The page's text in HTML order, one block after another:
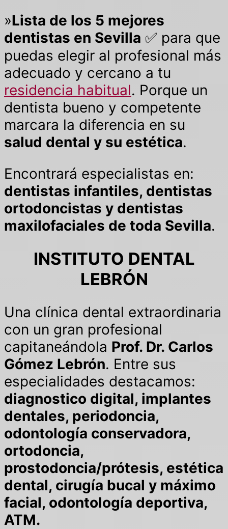
»Lista de los 5 mejores
dentistas en Sevilla ✅ para que
puedas elegir al profesional más
adecuado y cercano a tu
residencia habitual. Porque un
dentista bueno y competente
marcara la diferencia en su
salud dental y su estética.
Encontrará especialistas en:
dentistas infantiles, dentistas
ortodoncistas y dentistas
maxilofaciales de toda Sevilla.
INSTITUTO DENTAL
LEBRÓN
Una clínica dental extraordinaria
con un gran profesional
capitaneándola Prof. Dr. Carlos
Gómez Lebrón. Entre sus
especialidades destacamos:
diagnostico digital, implantes
dentales, periodoncia,
odontología conservadora,
ortodoncia,
prostodoncia/prótesis, estética
dental, cirugía bucal y máximo
facial, odontología deportiva,
ATM.